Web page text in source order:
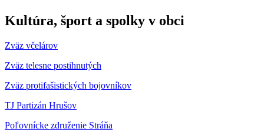
Kultúra, šport a spolky v obci
Zväz včelárov
Zväz telesne postihnutých
Zväz protifašistických bojovníkov
TJ Partizán Hrušov
Poľovnícke združenie Stráňa